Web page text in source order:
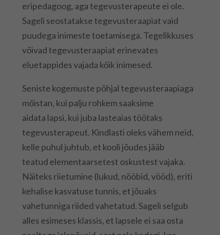
eripedagoog, aga tegevusterapeute ei ole.
Sageli seostatakse tegevusteraapiat vaid
puudega inimeste toetamisega. Tegelikkuses
võivad tegevusteraapiat erinevates
eluetappides vajada kõik inimesed.
Seniste kogemuste põhjal tegevusteraapiaga
mõistan, kui palju rohkem saaksime
aidata lapsi, kui juba lasteaias töötaks
tegevusterapeut. Kindlasti oleks vähem neid,
kelle puhul juhtub, et kooli jõudes jääb
teatud elementaarsetest oskustest vajaka.
Näiteks riietumine (lukud, nööbid, vööd), eriti
kehalise kasvatuse tunnis, et jõuaks
vahetunniga riided vahetatud. Sageli selgub
alles esimeses klassis, et lapsele ei saa osta